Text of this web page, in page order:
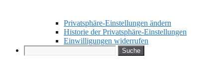
Privatsphäre-Einstellungen ändern
Historie der Privatsphäre-Einstellungen
Einwilligungen widerrufen
Search